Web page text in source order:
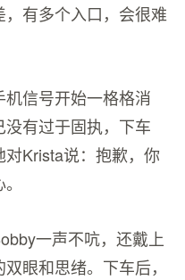
有多个入口，会很难
信号开始一格格消
有过于固执，下车
Krista说：抱歉，你
一声不吭，还戴上
眼和思绪。下车后，